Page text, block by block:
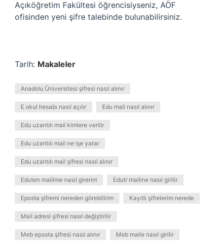
Açıköğretim Fakültesi öğrencisiyseniz, AÖF
ofisinden yeni şifre talebinde bulunabilirsiniz.
Tarih: Makaleler
Anadolu Üniversitesi şifresi nasıl alınır
E okul hesabı nasıl açılır Edu mail nasıl alınır
Edu uzantılı mail kimlere verilir
Edu uzantılı mail ne işe yarar
Edu uzantılı mail şifresi nasıl alınır
Eduten mailime nasıl girerim Edutr mailine nasıl girilir
Eposta şifremi nereden görebilirim Kayıtlı şifrelerim nerede
Mail adresi şifresi nasıl değiştirilir
Meb eposta şifresi nasıl alınır Meb maile nasıl girilir